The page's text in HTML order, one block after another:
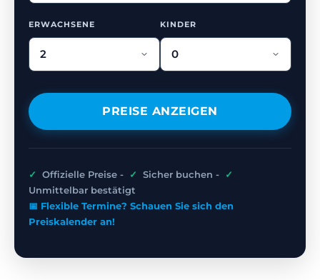
ERWACHSENE KINDER
PREISE ANZEIGEN
✓ Offizielle Preise - ✓ Sicher buchen -
✓
Unmittelbar bestätigt
📅 Flexible Termine? Schauen Sie sich den
Preiskalender an!